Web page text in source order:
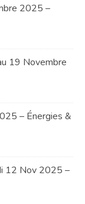
2025 –
19 Novembre
– Énergies &
12 Nov 2025 –